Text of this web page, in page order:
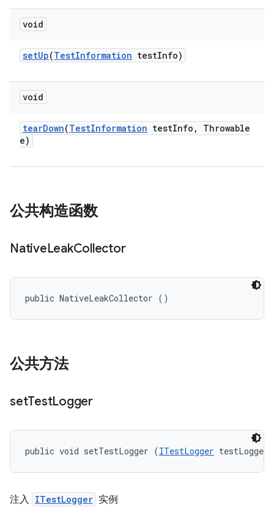
void
setUp(TestInformation testInfo)
void
tearDown(TestInformation testInfo ,
Throwable
e)
公共构造函数
NativeLeakCollector
public NativeLeakCollector ()
公共方法
setTestLogger
public void setTestLogger (ITestLogger testLogger)
注入 ITestLogger 实例